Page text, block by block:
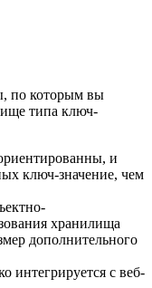
по которым вы
типа ключ-
и
ключ-значение, чем
хранилища
дополнительного
интегрируется с веб-